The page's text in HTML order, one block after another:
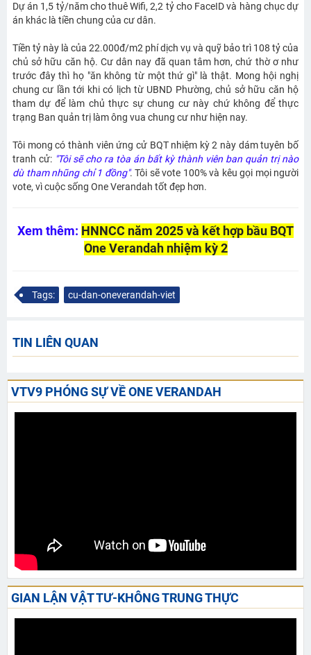
Dự án 1,5 tỷ/năm cho thuê Wifi, 2,2 tỷ cho FaceID và hàng chục dự
án khác là tiền chung của cư dân.
Tiền tỷ này là của 22.000đ/m2 phí dịch vụ và quỹ bảo trì 108 tỷ của
chủ sở hữu căn hộ. Cư dân nay đã quan tâm hơn, chứ thờ ơ như
trước đây thì họ "ăn không từ một thứ gì" là thật. Mong hội nghị
chung cư lần tới khi có lịch từ UBND Phường, chủ sở hữu căn hộ
tham dự để làm chủ thực sự chung cư này chứ không để thực
trạng Ban quản trị làm ông vua chung cư như hiện nay.
Tôi mong có thành viên ứng cử BQT nhiệm kỳ 2 này dám tuyên bố
tranh cử: "Tôi sẽ cho ra tòa án bất kỳ thành viên ban quản trị nào
dù tham nhũng chỉ 1 đồng". Tôi sẽ vote 100% và kêu gọi mọi người
vote, vì cuộc sống One Verandah tốt đẹp hơn.
Xem thêm: HNNCC năm 2025 và kết hợp bầu BQT
One Verandah nhiệm kỳ 2
Tags: cu-dan-oneverandah-viet
TIN LIÊN QUAN
VTV9 PHÓNG SỰ VỀ ONE VERANDAH
GIAN LẬN VẬT TƯ-KHÔNG TRUNG THỰC